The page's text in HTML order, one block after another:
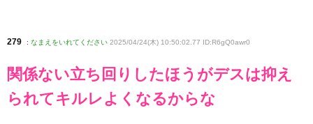
279 : なまえをいれてください 2025/04/24(木) 10:50:02.77 ID:R6gQ0awr0
関係ない立ち回りしたほうがデスは抑え
られてキルレよくなるからな